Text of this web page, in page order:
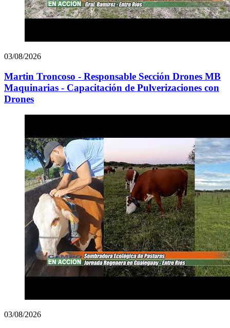
03/08/2026
Martin Troncoso - Responsable Sección Drones MB
Maquinarias - Capacitación de Pulverizaciones con
Drones
03/08/2026